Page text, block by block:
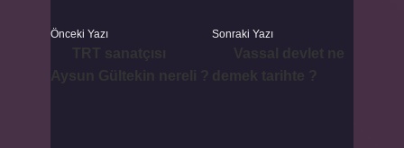
Önceki Yazı Sonraki Yazı